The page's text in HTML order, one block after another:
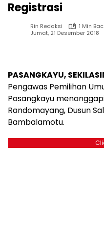
Registrasi
Rin Redaksi
1 Min
Jumat, 21 Desember 2018
PASANGKAYU,
Pengawas Pemilihan
Pasangkayu
Randomayang, Dusun
Bambalamotu.